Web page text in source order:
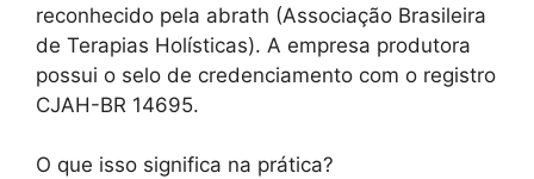
reconhecido pela abrath (Associação Brasileira
de Terapias Holísticas). A empresa produtora
possui o selo de credenciamento com o registro
CJAH-BR 14695.
O que isso significa na prática?